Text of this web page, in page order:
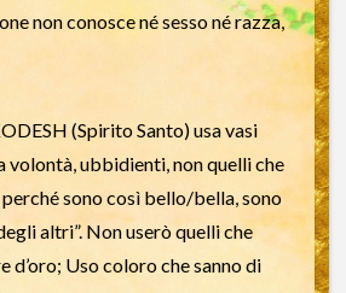
non conosce né sesso né razza,
(Spirito Santo) usa vasi
volontà, ubbidienti, non quelli che
sono così bello/bella, sono
altri”. Non userò quelli che
d’oro; Uso coloro che sanno di